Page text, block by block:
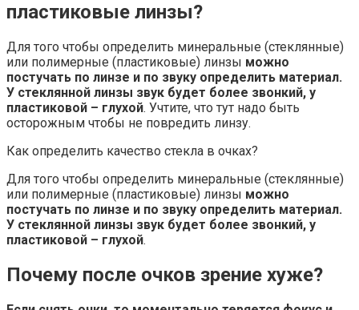
пластиковые линзы?
Для того чтобы определить минеральные (стеклянные)
или полимерные (пластиковые) линзы можно
постучать по линзе и по звуку определить материал.
У стеклянной линзы звук будет более звонкий, у
пластиковой – глухой. Учтите, что тут надо быть
осторожным чтобы не повредить линзу.
Как определить качество стекла в очках?
Для того чтобы определить минеральные (стеклянные)
или полимерные (пластиковые) линзы можно
постучать по линзе и по звуку определить материал.
У стеклянной линзы звук будет более звонкий, у
пластиковой – глухой.
Почему после очков зрение хуже?